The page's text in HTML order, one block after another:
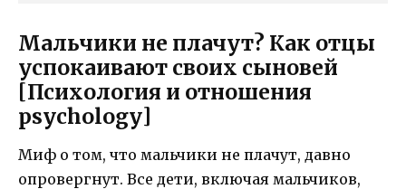
Мальчики не плачут? Как отцы
успокаивают своих сыновей
[Психология и отношения
psychology]
Миф о том, что мальчики не плачут, давно
опровергнут. Все дети, включая мальчиков,